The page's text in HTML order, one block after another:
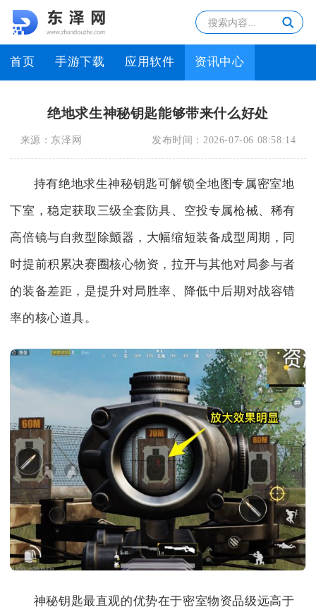
首页 手游下载 应用软件 资讯中心
绝地求生神秘钥匙能够带来什么好处
来源： 东泽网 发布时间： 2026-07-06 08:58:14
持有绝地求生神秘钥匙可解锁全地图专属密室地
下室，稳定获取三级全套防具、空投专属枪械、稀有
高倍镜与自救型除颤器，大幅缩短装备成型周期，同
时提前积累决赛圈核心物资，拉开与其他对局参与者
的装备差距，是提升对局胜率、降低中后期对战容错
率的核心道具。
神秘钥匙最直观的优势在于密室物资品级远高于